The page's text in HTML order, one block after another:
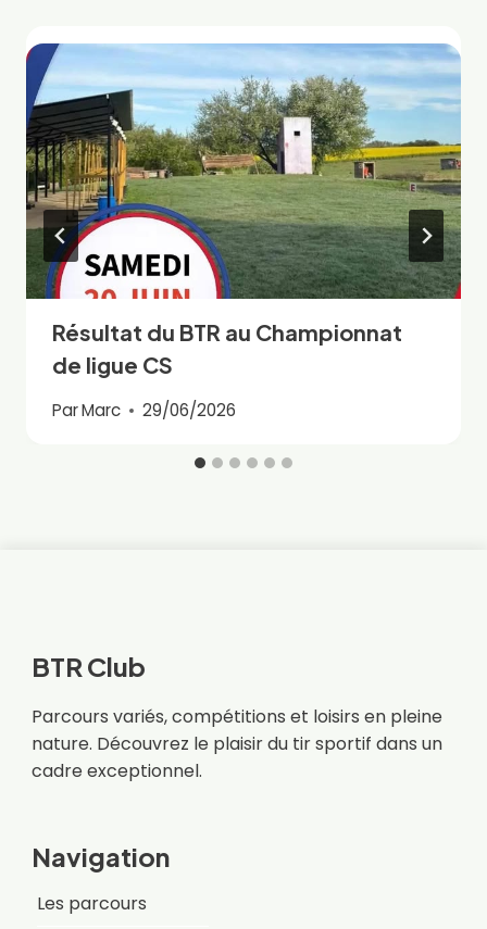
Résultat du BTR au Championnat
de ligue CS
ParMarc 29/06/2026
BTR Club
Parcours variés, compétitions et loisirs en pleine
nature. Découvrez le plaisir du tir sportif dans un
cadre exceptionnel.
Navigation
Les parcours